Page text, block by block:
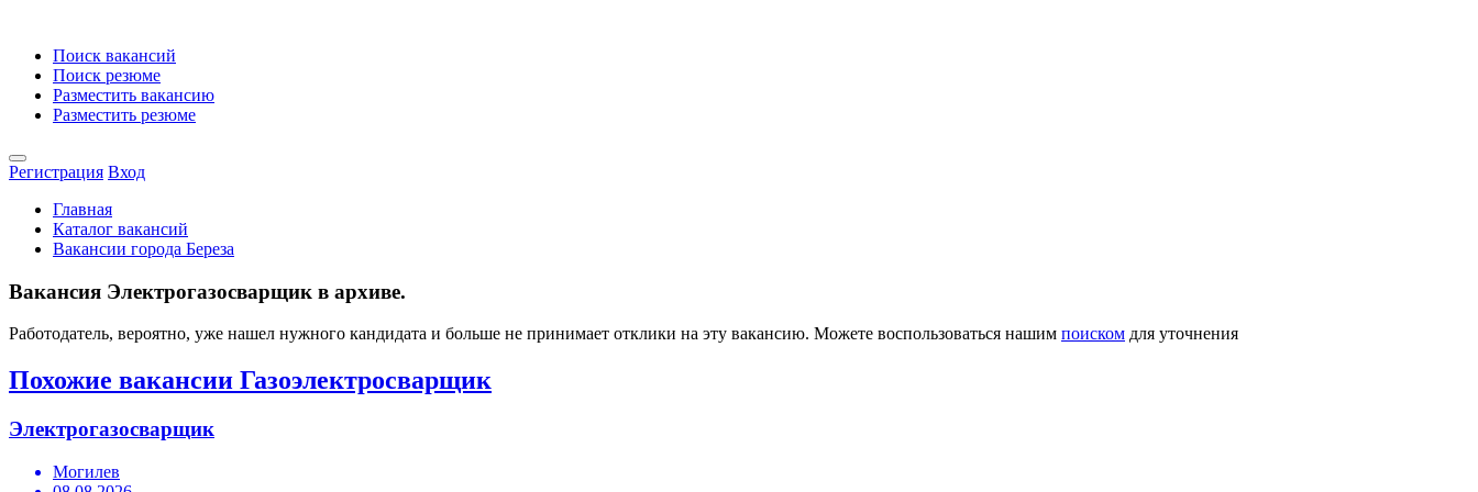
Поиск вакансий
Поиск резюме
Разместить вакансию
Разместить резюме
Регистрация Вход
Главная
Каталог вакансий
Вакансии города Береза
Вакансия Электрогазосварщик в архиве.
Работодатель, вероятно, уже нашел нужного кандидата и больше не принимает отклики на эту вакансию. Можете воспользоваться нашим поиском для уточнения
Похожие вакансии Газоэлектросварщик
Электрогазосварщик
Могилев